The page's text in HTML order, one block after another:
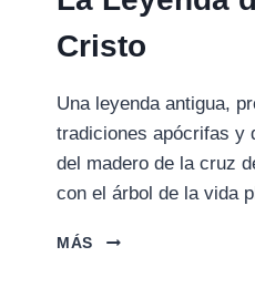
Cristo
Una leyenda antigua,
tradiciones apócrifas y
del madero de la cruz
con el árbol de la vida
MÁS
LA